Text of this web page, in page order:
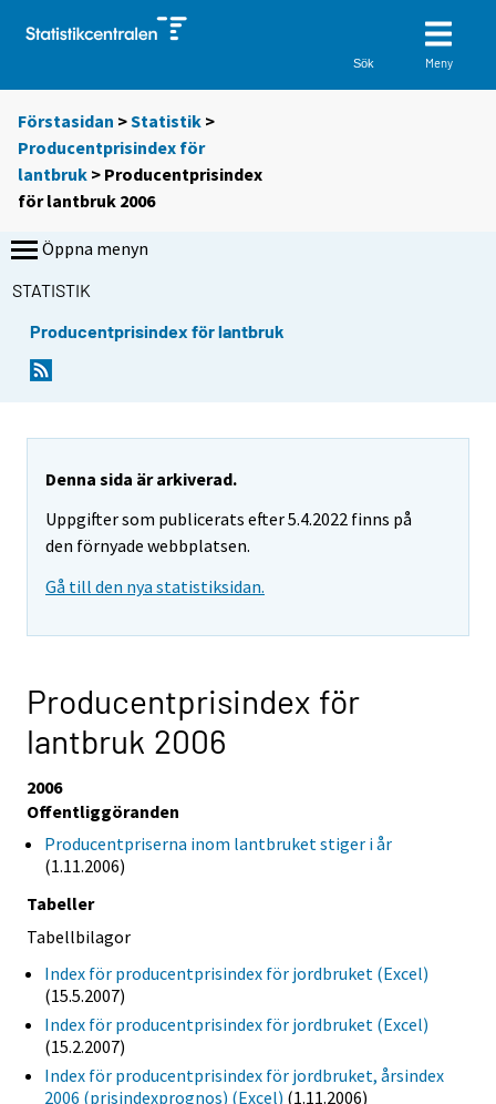
Sök Meny
Förstasidan >Statistik >
Producentprisindex för
lantbruk > Producentprisindex
för lantbruk 2006
Öppna menyn
STATISTIK
Producentprisindex för lantbruk
Denna sida är arkiverad.
Uppgifter som publicerats efter 5.4.2022 finns på
den förnyade webbplatsen.
Gå till den nya statistiksidan.
Producentprisindex för
lantbruk 2006
2006
Offentliggöranden
Producentpriserna inom lantbruket stiger i år
(1.11.2006)
Tabeller
Tabellbilagor
Index för producentprisindex för jordbruket (Excel)
(15.5.2007)
Index för producentprisindex för jordbruket (Excel)
(15.2.2007)
Index för producentprisindex för jordbruket, årsindex
2006 (prisindexprognos) (Excel) (1.11.2006)